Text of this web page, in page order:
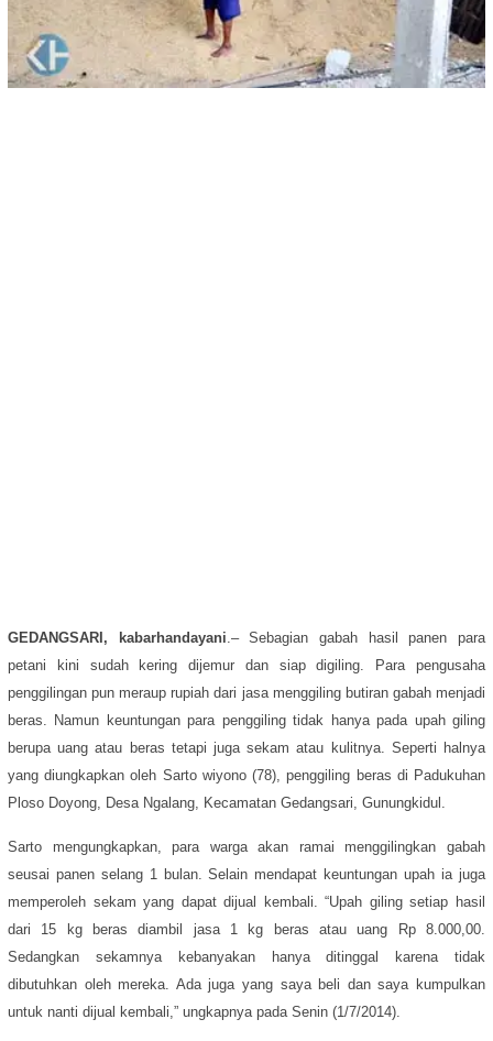
GEDANGSARI, kabarhandayani.– Sebagian gabah hasil panen para
petani kini sudah kering dijemur dan siap digiling. Para pengusaha
penggilingan pun meraup rupiah dari jasa menggiling butiran gabah menjadi
beras. Namun keuntungan para penggiling tidak hanya pada upah giling
berupa uang atau beras tetapi juga sekam atau kulitnya. Seperti halnya
yang diungkapkan oleh Sarto wiyono (78), penggiling beras di Padukuhan
Ploso Doyong, Desa Ngalang, Kecamatan Gedangsari, Gunungkidul.
Sarto mengungkapkan, para warga akan ramai menggilingkan gabah
seusai panen selang 1 bulan. Selain mendapat keuntungan upah ia juga
memperoleh sekam yang dapat dijual kembali. “Upah giling setiap hasil
dari 15 kg beras diambil jasa 1 kg beras atau uang Rp 8.000,00.
Sedangkan sekamnya kebanyakan hanya ditinggal karena tidak
dibutuhkan oleh mereka. Ada juga yang saya beli dan saya kumpulkan
untuk nanti dijual kembali,” ungkapnya pada Senin (1/7/2014).